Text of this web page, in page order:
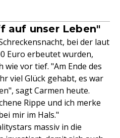
auf unser Leben"
bei der laut
Euro erbeutet wurden,
wie vor tief. "Am Ende des
viel Glück gehabt, es war
sagt Carmen heute.
Rippe und ich merke
mir im Hals."
massiv in die